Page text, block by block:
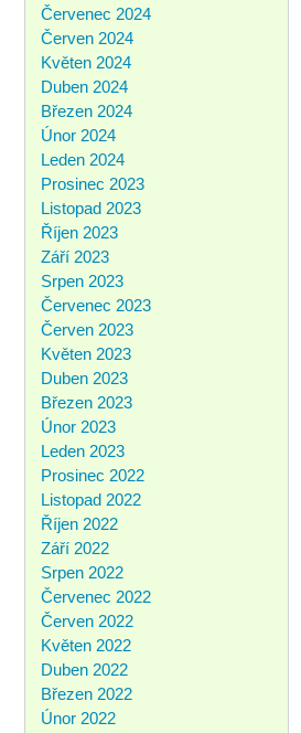
Červenec 2024
Červen 2024
Květen 2024
Duben 2024
Březen 2024
Únor 2024
Leden 2024
Prosinec 2023
Listopad 2023
Říjen 2023
Září 2023
Srpen 2023
Červenec 2023
Červen 2023
Květen 2023
Duben 2023
Březen 2023
Únor 2023
Leden 2023
Prosinec 2022
Listopad 2022
Říjen 2022
Září 2022
Srpen 2022
Červenec 2022
Červen 2022
Květen 2022
Duben 2022
Březen 2022
Únor 2022